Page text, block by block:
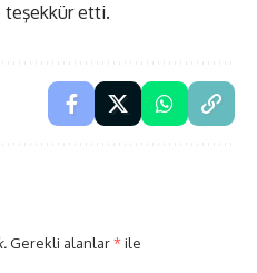
teşekkür etti.
Gerekli alanlar*ile